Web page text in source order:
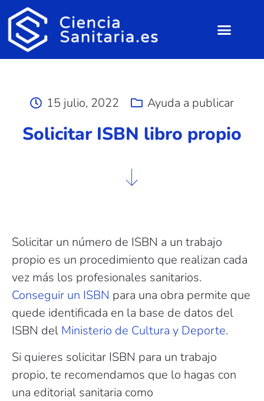
15 julio, 2022 Ayuda a publicar
Solicitar ISBN libro propio
Solicitar un número de ISBN a un trabajo
propio es un procedimiento que realizan cada
vez más los profesionales sanitarios.
Conseguir un ISBN para una obra permite que
quede identificada en la base de datos del
ISBN del Ministerio de Cultura y Deporte.
Si quieres solicitar ISBN para un trabajo
propio, te recomendamos que lo hagas con
una editorial sanitaria como